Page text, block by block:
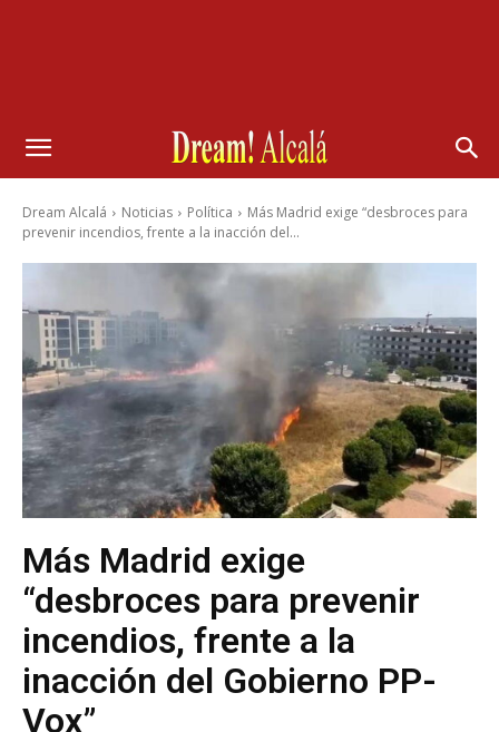
Dream Alcalá Noticias Política
Más Madrid exige “desbroces para
prevenir incendios, frente a la inacción del...
Más Madrid exige
“desbroces para prevenir
incendios, frente a la
inacción del Gobierno PP-
Vox”